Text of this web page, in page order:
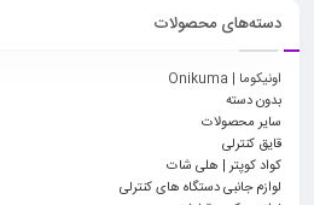
به
سبد
دسته‌های محصولات
اونیکوما | Onikuma
بدون دسته
سایر محصولات
قایق کنترلی
کواد کوپتر | هلی شات
لوازم جانبی دستگاه های کنترلی